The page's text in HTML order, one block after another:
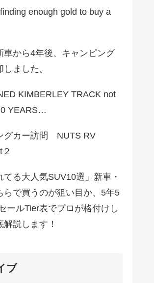
enough gold to buy a
車から4年後、キャンピング
ました。
KIMBERLEY TRACK not
YEARS…
グカー訪問 NUTS RV
てる大人気SUV10選」新車・
らで買うのが狙い目か、5年5
ールTier表でプロが格付けし
説します！
ブ